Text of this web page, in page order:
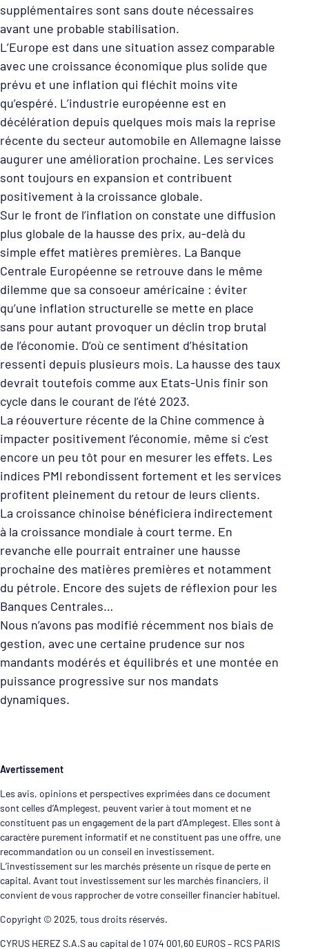
supplémentaires sont sans doute nécessaires
avant une probable stabilisation.
L’Europe est dans une situation assez comparable
avec une croissance économique plus solide que
prévu et une inflation qui fléchit moins vite
qu’espéré. L’industrie européenne est en
décélération depuis quelques mois mais la reprise
récente du secteur automobile en Allemagne laisse
augurer une amélioration prochaine. Les services
sont toujours en expansion et contribuent
positivement à la croissance globale.
Sur le front de l’inflation on constate une diffusion
plus globale de la hausse des prix, au-delà du
simple effet matières premières. La Banque
Centrale Européenne se retrouve dans le même
dilemme que sa consoeur américaine : éviter
qu’une inflation structurelle se mette en place
sans pour autant provoquer un déclin trop brutal
de l’économie. D’où ce sentiment d’hésitation
ressenti depuis plusieurs mois. La hausse des taux
devrait toutefois comme aux Etats-Unis finir son
cycle dans le courant de l’été 2023.
La réouverture récente de la Chine commence à
impacter positivement l’économie, même si c’est
encore un peu tôt pour en mesurer les effets. Les
indices PMI rebondissent fortement et les services
profitent pleinement du retour de leurs clients.
La croissance chinoise bénéficiera indirectement
à la croissance mondiale à court terme. En
revanche elle pourrait entrainer une hausse
prochaine des matières premières et notamment
du pétrole. Encore des sujets de réflexion pour les
Banques Centrales…
Nous n’avons pas modifié récemment nos biais de
gestion, avec une certaine prudence sur nos
mandants modérés et équilibrés et une montée en
puissance progressive sur nos mandats
dynamiques.
Avertissement
Les avis, opinions et perspectives exprimées dans ce document
sont celles d’Amplegest, peuvent varier à tout moment et ne
constituent pas un engagement de la part d’Amplegest. Elles sont à
caractère purement informatif et ne constituent pas une offre, une
recommandation ou un conseil en investissement.
L’investissement sur les marchés présente un risque de perte en
capital. Avant tout investissement sur les marchés financiers, il
convient de vous rapprocher de votre conseiller financier habituel.
Copyright © 2025, tous droits réservés.
CYRUS HEREZ S.A.S au capital de 1 074 001,60 EUROS – RCS PARIS